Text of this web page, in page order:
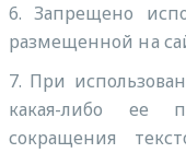
6. Запрещено
размещенной на
7. При
какая-либо ее
сокращения